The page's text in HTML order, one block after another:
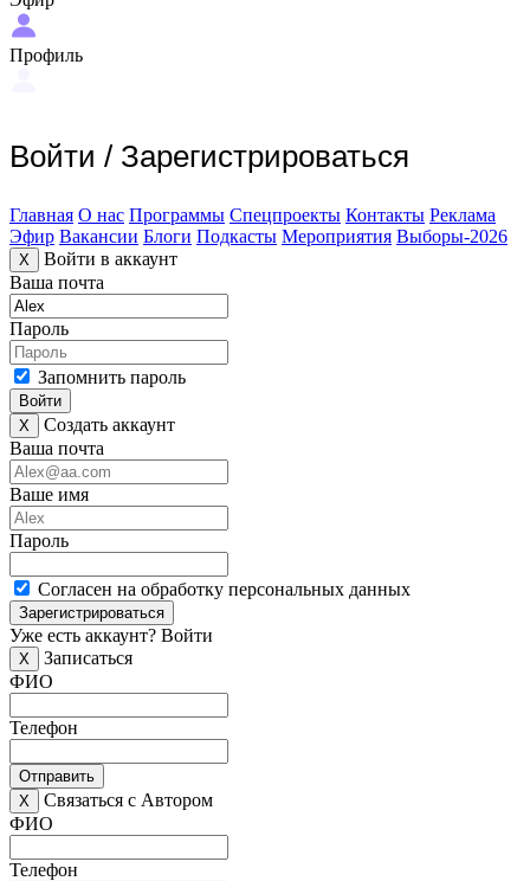
Профиль
Войти / Зарегистрироваться
Главная О нас Программы Спецпроекты Контакты Реклама
Эфир Вакансии Блоги Подкасты Мероприятия Выборы-2026
X
Войти в аккаунт
Ваша почта
Пароль
Запомнить пароль
Войти
X
Создать аккаунт
Ваша почта
Ваше имя
Пароль
Согласен на обработку персональных данных
Зарегистрироваться
Уже есть аккаунт? Войти
X
Записаться
ФИО
Телефон
Отправить
X
Связаться с Автором
ФИО
Телефон